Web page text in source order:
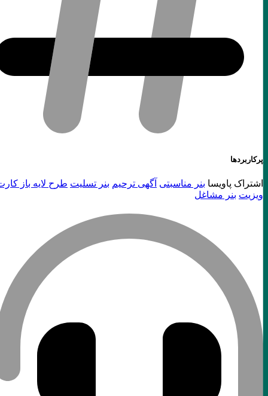
پرکاربردها
اشتراک پاویسا بنر مناسبتی آگهی ترحیم بنر تسلیت طرح لایه باز کارت
ویزیت بنر مشاغل